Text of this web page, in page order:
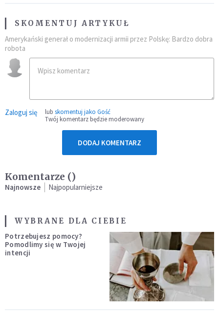
SKOMENTUJ ARTYKUŁ
Amerykański generał o modernizacji armii przez Polskę: Bardzo dobra
robota
Zaloguj się lub skomentuj jako Gość
Twój komentarz będzie moderowany
DODAJ KOMENTARZ
Komentarze ()
Najnowsze Najpopularniejsze
WYBRANE DLA CIEBIE
Potrzebujesz pomocy?
Pomodlimy się w Twojej
intencji